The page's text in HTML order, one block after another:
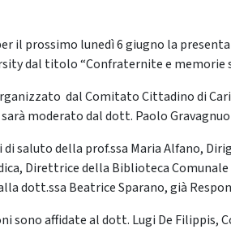
il prossimo lunedì 6 giugno la
dal titolo “Confraternite e memorie
dal Comitato Cittadino di
moderato dal dott. Paolo
saluto della prof.ssa Maria Alfano,
Direttrice della Biblioteca
dott.ssa Beatrice Sparano, già
sono affidate al dott. Lugi De Filippis,